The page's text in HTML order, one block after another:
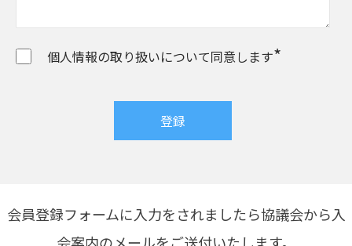
個人情報の取り扱いについて同意します*
会員登録フォームに入力をされましたら協議会から入